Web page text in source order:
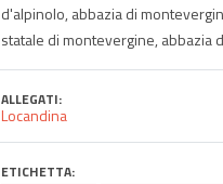
d'alpinolo, abbazia di
statale di montevergine, abbazia
ALLEGATI:
Locandina
ETICHETTA: